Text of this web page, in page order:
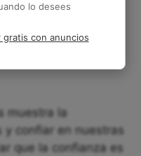
muestra la
y confiar en nuestras
que la confianza es
lo desees
gratis con anuncios